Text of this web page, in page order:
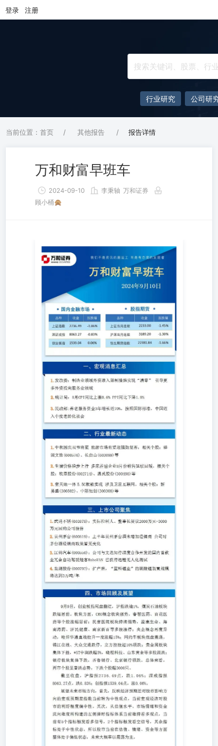
登录 注册
行业研究 公司研
当前位置：首页 / 其他报告 / 报告详情
万和财富早班车
2024-09-10 李秉轴 万和证券
顾小桶🙊